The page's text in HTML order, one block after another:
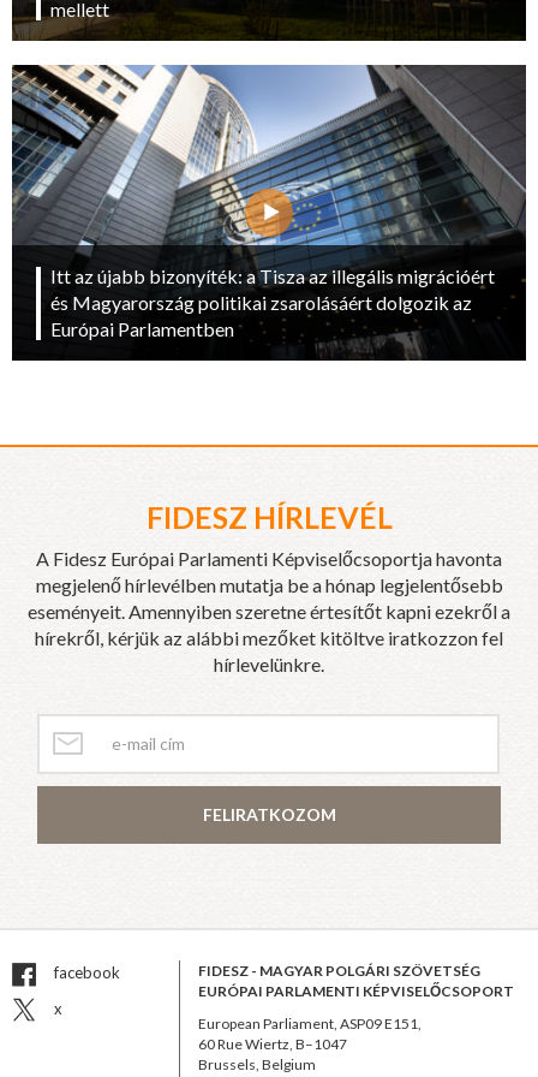
mellett
Itt az újabb bizonyíték: a Tisza az illegális migrációért
és Magyarország politikai zsarolásáért dolgozik az
Európai Parlamentben
FIDESZ HÍRLEVÉL
A Fidesz Európai Parlamenti Képviselőcsoportja havonta
megjelenő hírlevélben mutatja be a hónap legjelentősebb
eseményeit. Amennyiben szeretne értesítőt kapni ezekről a
hírekről, kérjük az alábbi mezőket kitöltve iratkozzon fel
hírlevelünkre.
FELIRATKOZOM
facebook
x
FIDESZ - MAGYAR POLGÁRI SZÖVETSÉG
EURÓPAI PARLAMENTI KÉPVISELŐCSOPORT
European Parliament, ASP09 E151,
60 Rue Wiertz, B–1047
Brussels, Belgium